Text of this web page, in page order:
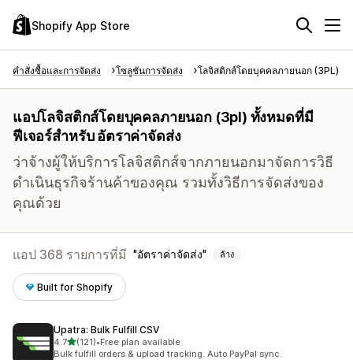
Shopify App Store
คำสั่งซื้อและการจัดส่ง โซลูชันการจัดส่ง โลจิสติกส์โดยบุคคลภายนอก (3PL)
แอปโลจิสติกส์โดยบุคคลภายนอก (3pl) ทั้งหมดที่มี
ฟีเจอร์สำหรับ อัตราค่าจัดส่ง
ว่าจ้างผู้ให้บริการโลจิสติกส์จากภายนอกมาจัดการวิธี
ดำเนินธุรกิจร้านค้าของคุณ รวมทั้งวิธีการจัดส่งของ
คุณด้วย
แอป 368 รายการที่มี อัตราค่าจัดส่ง ล้าง
Built for Shopify
Upatra: Bulk Fulfill CSV
4.7เต็ม 5 ดาว
(121)
ทั้งหมด 121 รีวิว
•Free plan available
Bulk fulfill orders & upload tracking. Auto PayPal sync.